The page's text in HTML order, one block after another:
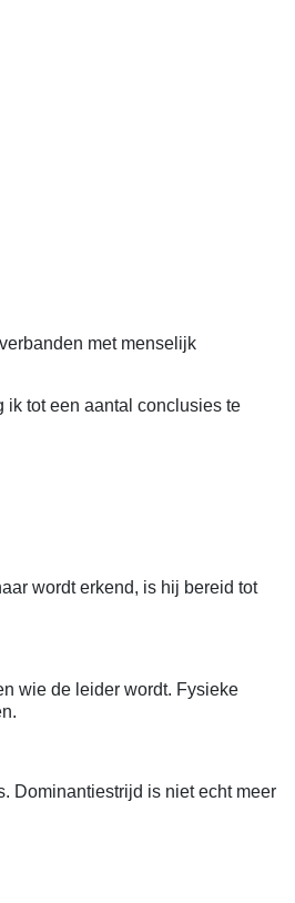
met menselijk
ik tot een aantal conclusies te
wordt erkend, is hij bereid tot
wie de leider wordt. Fysieke
Dominantiestrijd is niet echt meer